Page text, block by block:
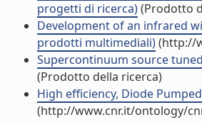
progetti di ricerca)(Prodotto
Development of an infrared
prodotti multimediali)(http://
Supercontinuum source
(Prodotto della ricerca)
High efficiency, Diode
(http://www.cnr.it/ontology/